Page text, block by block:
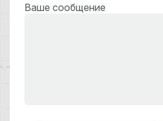
Ваше сообщение